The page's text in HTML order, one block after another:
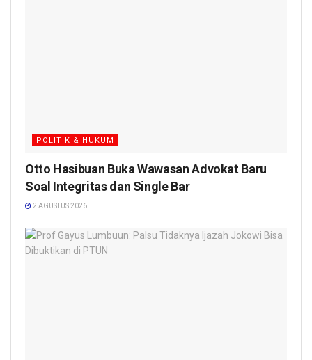
POLITIK & HUKUM
Otto Hasibuan Buka Wawasan Advokat Baru
Soal Integritas dan Single Bar
2 AGUSTUS 2026